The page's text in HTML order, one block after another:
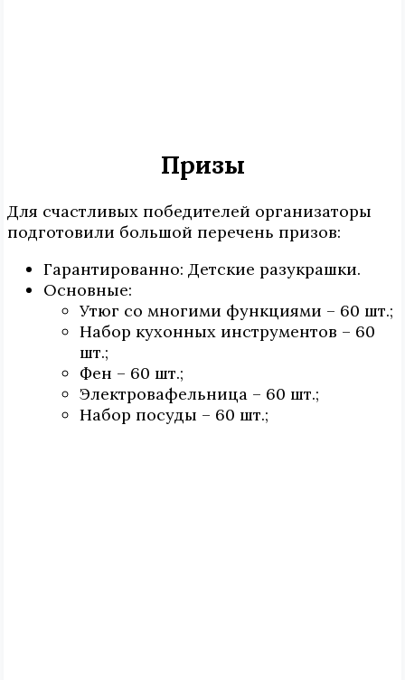
Призы
Для счастливых победителей организаторы
подготовили большой перечень призов:
Гарантированно: Детские разукрашки.
Основные:
Утюг со многими функциями – 60 шт.;
Набор кухонных инструментов – 60
шт.;
Фен – 60 шт.;
Электровафельница – 60 шт.;
Набор посуды – 60 шт.;